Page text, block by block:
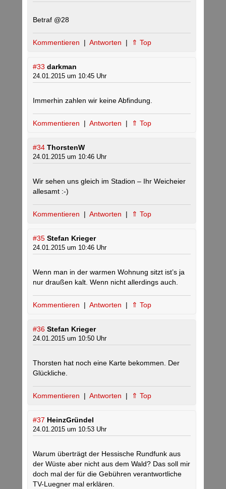
Betraf @28
Kommentieren | Antworten | ⇑ Top
#33 darkman
24.01.2015 um 10:45 Uhr
Immerhin zahlen wir keine Abfindung.
Kommentieren | Antworten | ⇑ Top
#34 ThorstenW
24.01.2015 um 10:46 Uhr
Wir sehen uns gleich im Stadion – Ihr Weicheier
allesamt :-)
Kommentieren | Antworten | ⇑ Top
#35 Stefan Krieger
24.01.2015 um 10:46 Uhr
Wenn man in der warmen Wohnung sitzt ist’s ja
nur draußen kalt. Wenn nicht allerdings auch.
Kommentieren | Antworten | ⇑ Top
#36 Stefan Krieger
24.01.2015 um 10:50 Uhr
Thorsten hat noch eine Karte bekommen. Der
Glückliche.
Kommentieren | Antworten | ⇑ Top
#37 HeinzGründel
24.01.2015 um 10:53 Uhr
Warum überträgt der Hessische Rundfunk aus
der Wüste aber nicht aus dem Wald? Das soll mir
doch mal der für die Gebühren verantwortliche
TV-Luegner mal erklären.